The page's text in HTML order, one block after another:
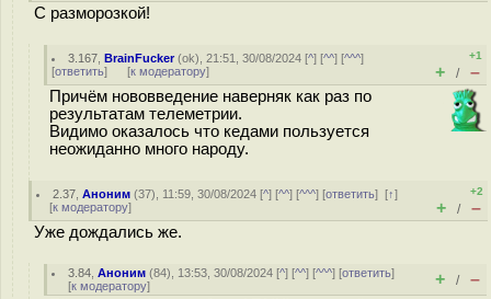
С разморозкой!
3.167 ,BrainFucker(ok), 21:51, 30/08/2024 [^] [^^] [^^^]
[ответить] [к модератору]
+1
+ / –
Причём нововведение наверняк как раз по
результатам телеметрии.
Видимо оказалось что кедами пользуется
неожиданно много народу.
2.37 ,Аноним (37), 11:59, 30/08/2024 [^] [^^] [^^^] [ответить][↑]
[к модератору]
+2
+ / –
Уже дождались же.
3.84 ,Аноним (84), 13:53, 30/08/2024 [^] [^^] [^^^] [ответить]
[к модератору] + / –